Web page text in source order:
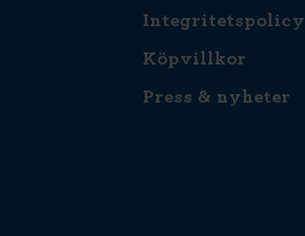
Integritetspolicy
Köpvillkor
Press & nyheter